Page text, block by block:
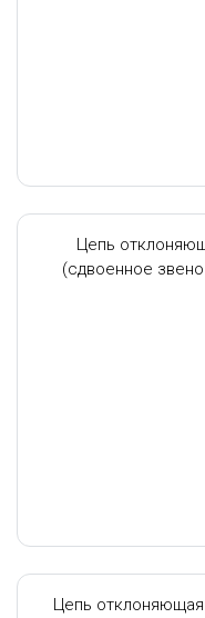
Цепь
(сдвоенное
Цепь